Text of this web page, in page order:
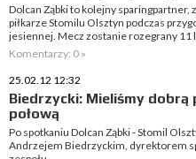
Dolcan Ząbki to kolejny sparingpartner,
piłkarze Stomilu Olsztyn podczas
jesiennej. Mecz zostanie rozegrany 11
Komentarzy: 0 »
25.02.12 12:32
Biedrzycki: Mieliśmy dobrą
połową
Po spotkaniu Dolcan Ząbki - Stomil
Andrzejem Biedrzyckim, dyrektorem